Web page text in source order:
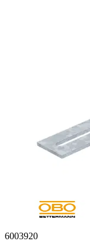
6003920